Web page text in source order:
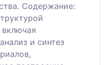
Содержание:
и синтез